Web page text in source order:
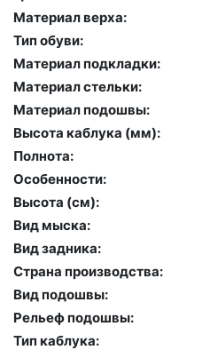
Материал верха:
Тип обуви:
Материал подкладки:
Материал стельки:
Материал подошвы:
Высота каблука (мм):
Полнота:
Особенности:
Высота (cм):
Вид мыска:
Вид задника:
Страна производства:
Вид подошвы:
Рельеф подошвы:
Тип каблука: